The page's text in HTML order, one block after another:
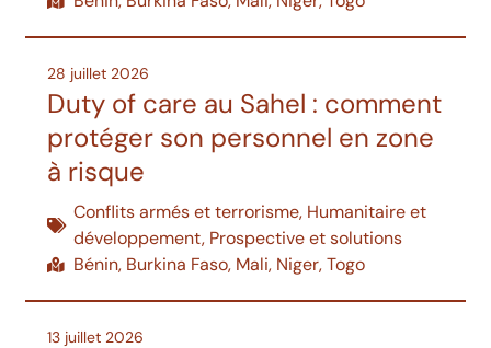
28 juillet 2026
Duty of care au Sahel : comment
protéger son personnel en zone
à risque
Conflits armés et terrorisme, Humanitaire et
développement, Prospective et solutions
Bénin, Burkina Faso, Mali, Niger,Togo
13 juillet 2026